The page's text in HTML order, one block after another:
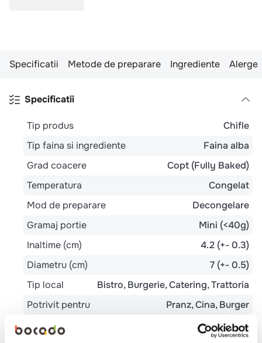
Specificatii Metode de preparare Ingrediente
Specificatii
Tip produs
Chifle
Tip faina si ingrediente
Faina alba
Grad coacere
Copt (Fully Baked)
Temperatura
Congelat
Mod de preparare
Decongelare
Gramaj portie
Mini (<40g)
Inaltime (cm)
4.2 (+- 0.3)
Diametru (cm)
7 (+- 0.5)
Tip local
Bistro Burgerie Catering Trattoria
Potrivit pentru
Pranz Cina Burger
Metode de preparare